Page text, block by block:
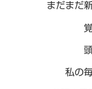
まだまだ
私の